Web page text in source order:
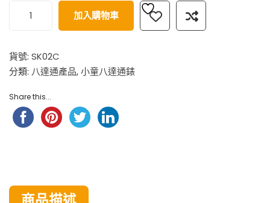
加入購物車
貨號: SK02C
分類: 八達通產品,小童八達通錶
Share this...